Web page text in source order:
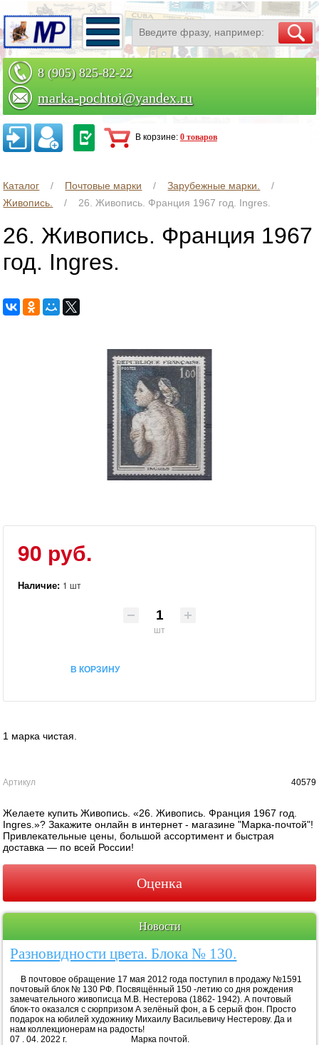
8 (905) 825-82-22
marka-pochtoi@yandex.ru
Заказать по телефону
В корзине: 0 товаров
Каталог Почтовые марки
Зарубежные марки.
Живопись.
26. Живопись. Франция 1967 год. Ingres.
26. Живопись. Франция 1967
год. Ingres.
90 руб.
Наличие: 1 шт
шт
В КОРЗИНУ
1 марка чистая.
Артикул 40579
Желаете купить Живопись. «26. Живопись. Франция 1967 год.
Ingres.»? Закажите онлайн в интернет - магазине "Марка-почтой"!
Привлекательные цены, большой ассортимент и быстрая
доставка — по всей России!
Оценка
Новости
Разновидности цвета. Блока № 130.
В почтовое обращение 17 мая 2012 года поступил в продажу №1591
почтовый блок № 130 РФ. Посвящённый 150 -летию со дня рождения
замечательного живописца М.В. Нестерова (1862- 1942). А почтовый
блок-то оказался с сюрпризом А зелёный фон, а Б серый фон. Просто
подарок на юбилей художнику Михаилу Васильевичу Нестерову. Да и
нам коллекционерам на радость!
07 . 04. 2022 г. Марка почтой.